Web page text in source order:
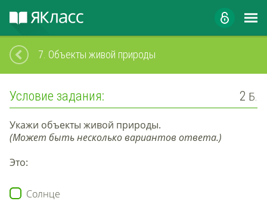
7. Объекты живой природы
Условие задания: 2 Б.
Укажи объекты живой природы.
(Может быть несколько вариантов ответа.)
Это:
Солнце